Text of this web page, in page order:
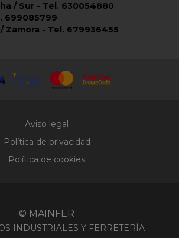
/ Sur - Tel. 630054880
699085799
Zamora - Tel. 679936455
Aviso legal
Política de privacidad
Política de cookies
© MAINFER
INDUSTRIALES Y FERRETERÍA